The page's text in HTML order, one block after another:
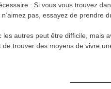
: Si vous vous trouvez
pas, essayez de prendre
les autres peut être difficile, mais
de trouver des moyens de vivre